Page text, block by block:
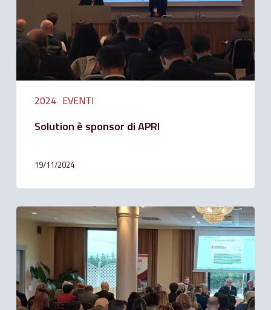
2024 EVENTI
Solution è sponsor di APRI
19/11/2024
Solution
Bank
sponsor
ODCEC
Forlì